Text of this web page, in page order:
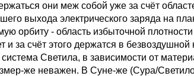
они меж собой уже за счёт
выхода электрического заряда на
орбиту - область избыточной
и за счёт этого держатся в безвоздушной
Светила, в зависимости от
же неважен. В Суне-же (Сура/